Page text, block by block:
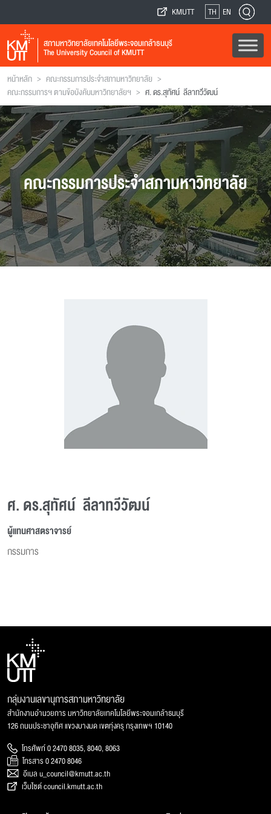
KMUTT TH EN
สภามหาวิทยาลัยเทคโนโลยีพระจอมเกล้าธนบุรี
The University Council of KMUTT
หน้าหลัก > คณะกรรมการประจำสภามหาวิทยาลัย >
คณะกรรมการฯ ตามข้อบังคับมหาวิทยาลัยฯ > ศ. ดร.สุทัศน์ ลีลาทวีวัฒน์
คณะกรรมการประจำสภามหาวิทยาลัย
ศ. ดร.สุทัศน์ ลีลาทวีวัฒน์
ผู้แทนศาสตราจารย์
กรรมการ
กลุ่มงานเลขานุการสภามหาวิทยาลัย
สำนักงานอำนวยการ มหาวิทยาลัยเทคโนโลยีพระจอมเกล้าธนบุรี
126 ถนนประชาอุทิศ แขวงบางมด เขตทุ่งครุ กรุงเทพฯ 10140
โทรศัพท์ 0 2470 8035, 8040, 8063
โทรสาร 0 2470 8046
อีเมล u_council@kmutt.ac.th
เว็บไซต์ council.kmutt.ac.th